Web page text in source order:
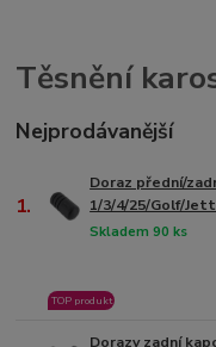
Těsnění
Nejprodávanější
1.
Doraz přední/
1/3/4/25/Golf/
Skladem 90 ks
TOP produkt
Dorazy zadní